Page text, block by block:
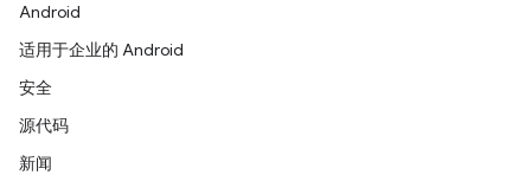
Android
适用于企业的 Android
安全
源代码
新闻